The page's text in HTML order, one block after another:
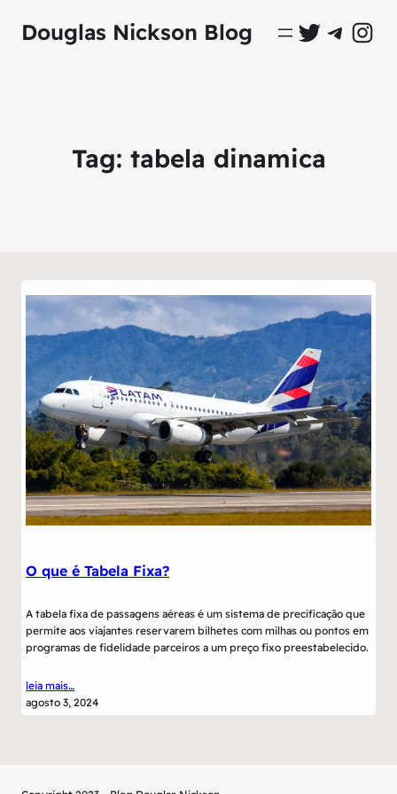
Douglas Nickson Blog Perfil Oficial no Twitter
Grupo Oficial no
Perfil
Tag: tabela dinamica
O que é Tabela Fixa?
A tabela fixa de passagens aéreas é um sistema de precificação que
permite aos viajantes reservarem bilhetes com milhas ou pontos em
programas de fidelidade parceiros a um preço fixo preestabelecido.
leia mais…
agosto 3, 2024